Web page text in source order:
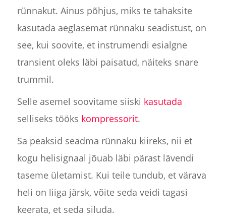
rünnakut. Ainus põhjus, miks te tahaksite
kasutada aeglasemat rünnaku seadistust, on
see, kui soovite, et instrumendi esialgne
transient oleks läbi paisatud, näiteks snare
trummil.
Selle asemel soovitame siiski kasutada
selliseks tööks kompressorit.
Sa peaksid seadma rünnaku kiireks, nii et
kogu helisignaal jõuab läbi pärast lävendi
taseme ületamist. Kui teile tundub, et värava
heli on liiga järsk, võite seda veidi tagasi
keerata, et seda siluda.